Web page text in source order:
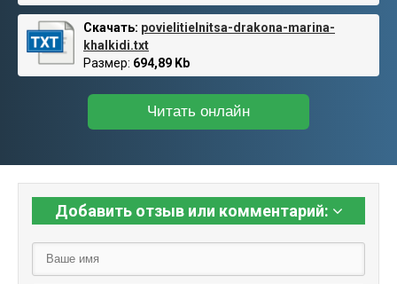
Скачать: povielitielnitsa-drakona-marina-
khalkidi.txt
Размер: 694,89 Kb
Читать онлайн
Добавить отзыв или комментарий: